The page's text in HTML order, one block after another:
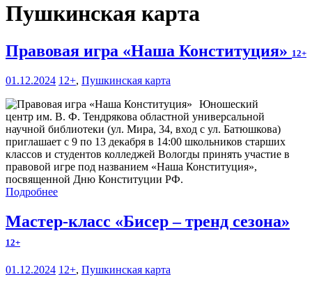
Пушкинская карта
Правовая игра «Наша Конституция» 12+
01.12.2024 12+, Пушкинская карта
Юношеский
центр им. В. Ф. Тендрякова областной универсальной
научной библиотеки (ул. Мира, 34, вход с ул. Батюшкова)
приглашает с 9 по 13 декабря в 14:00 школьников старших
классов и студентов колледжей Вологды принять участие в
правовой игре под названием «Наша Конституция»,
посвященной Дню Конституции РФ.
Подробнее
Мастер-класс «Бисер – тренд сезона»
12+
01.12.2024 12+, Пушкинская карта